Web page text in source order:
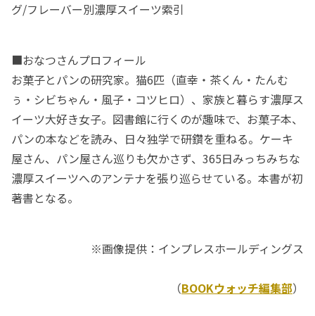
グ/フレーバー別濃厚スイーツ索引
■おなつさんプロフィール
お菓子とパンの研究家。猫6匹（直幸・茶くん・たんむ
ぅ・シビちゃん・風子・コツヒロ）、家族と暮らす濃厚ス
イーツ大好き女子。図書館に行くのが趣味で、お菓子本、
パンの本などを読み、日々独学で研鑽を重ねる。ケーキ
屋さん、パン屋さん巡りも欠かさず、365日みっちみちな
濃厚スイーツへのアンテナを張り巡らせている。本書が初
著書となる。
※画像提供：インプレスホールディングス
（BOOKウォッチ編集部）